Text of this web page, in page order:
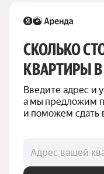
СКОЛЬКО
КВАРТИРЫ
Введите адрес и
а мы предложим
и поможем сдать
Адрес вашей